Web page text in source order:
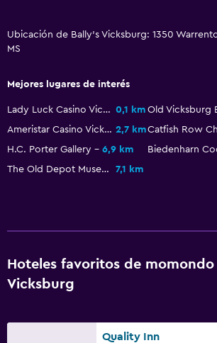
Botiquín de primeros auxilios
Cámaras CCTV en el exterior
Seguridad las 24 horas
Caja fuerte
Cajero automático/banco
Caja fuerte
Recepción 24 horas
Ubicación de Bally's Vicksburg: 1350
MS
Mejores lugares de interés
Lady Luck Casino Vicksburg 0,1 km Old Vicksburg
Ameristar Casino Vicksburg 2,7 km
H.C. Porter Gallery
6,9 km
The Old Depot Museum
7,1 km
Hoteles favoritos de momondo
Vicksburg
Quality Inn